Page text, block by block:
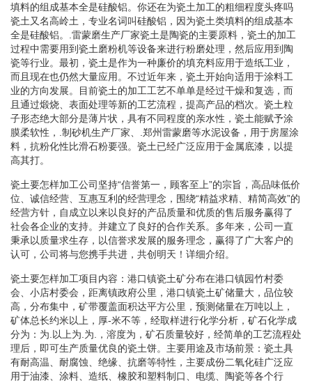
填料的组成基本全是硅酸铝。你还在为瓷土加工的粗细程度头疼吗
瓷土又名高岭土，专业名词叫硅酸铝，因为瓷土类填料的组成基本
全是硅酸铝。.雷蒙磨生产厂家瓷土是陶瓷的主要原料，瓷土的加工
过程中需要用到瓷土磨粉机等设备来进行粉磨处理，然后应用到陶
瓷等行业。最初，瓷土是作为一种廉价的填充料应用于造纸工业，
而且现在也仍然大量应用。不过近年来，瓷土开始向适用于涂料工
业的方向发展。目前瓷土的加工工艺不单单是经过干燥和复选，而
且通过煅烧、表面处理等新的工艺流程，提高产品的档次。瓷土粒
子形态绝大部分是薄片状，具有不同程度的亲水性，瓷土能赋予涂
膜柔软性，.制砂机生产厂家、.郑州雷蒙磨等水泥设备，用于房屋涂
料，抗粉化性比滑石粉要强。瓷土已经广泛应用于金属底漆，以提
高其打。
瓷土要怎样加工公司坚持“信誉第一，顾客至上”的宗旨，高品味低价
位、诚信经营、互惠互利的经营理念，围绕“精益求精、精简高效”的
经营方针，自成立以来以良好的产品质量和优质的售后服务赢得了
社会各企业的支持。并建立了良好的合作关系。多年来，公司一直
秉承以质量求生存，以信誉求发展的服务理念，赢得了广大客户的
认可，公司将与您携手共进，共创明天！详细介绍。
瓷土要怎样加工项目内容：港口镇瓷土矿分布在港口镇园竹村委
会、小店村委会，距离镇政府公里，港口镇瓷土矿储量大，品位较
高，分布集中，矿带覆盖面积达平方公里，预测储量在万吨以上，
矿体总长约米以上，厚-米不等，经取样进行化学分析，矿石化学成
分为：为.以上为.为.，溶度为，矿石质量较好，经简单的工艺流程处
理后，即可生产质量优良的瓷土饼。主要用途及市场前景：瓷土具
有耐高温、耐腐蚀、绝缘、抗磨等特性，主要成份二氧化硅广泛应
用于油漆、涂料、造纸、橡胶和塑料制口、电缆、陶瓷等各个行